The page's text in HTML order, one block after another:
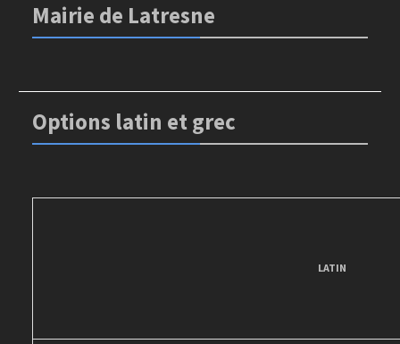
Mairie de Latresne
Options latin et grec
LATIN